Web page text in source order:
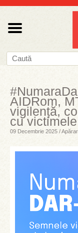
AIDRom,
vigilență,
cu
09 Decembrie 2025 /